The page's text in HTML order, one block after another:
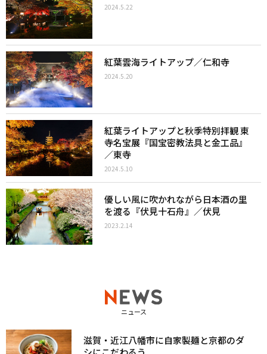
2024.5.22
紅葉雲海ライトアップ／仁和寺
2024.5.20
紅葉ライトアップと秋季特別拝観 東
寺名宝展『国宝密教法具と金工品』
／東寺
2024.5.10
優しい風に吹かれながら日本酒の里
を渡る『伏見十石舟』／伏見
2023.2.14
ニュース
滋賀・近江八幡市に自家製麺と京都のダ